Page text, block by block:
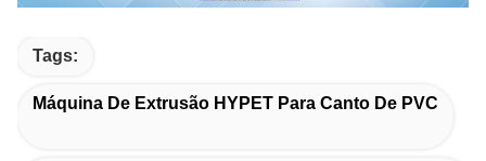
Tags:
Máquina De Extrusão HYPET Para Canto De PVC